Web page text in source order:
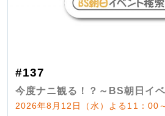
#137
今度ナニ観る！？～BS朝日イ
2026年8月12日（水）よる11：00